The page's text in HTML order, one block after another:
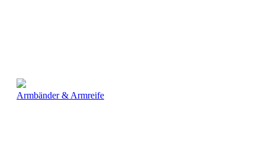
Armbänder & Armreife